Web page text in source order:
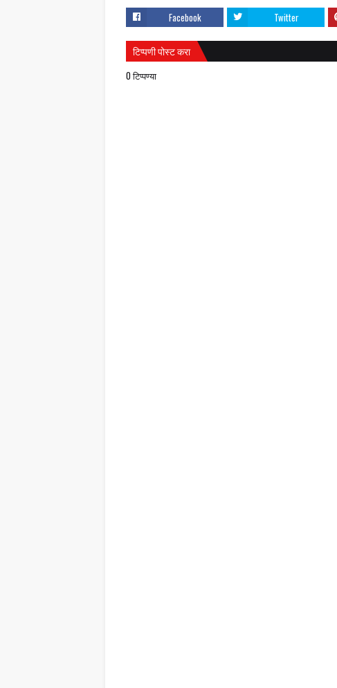
Facebook Twitter
टिप्पणी पोस्ट करा
0 टिप्पण्या